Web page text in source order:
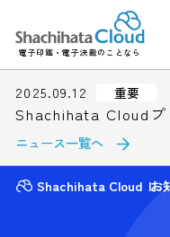
電子印鑑・電子決裁のことなら
2025.09.12 重要
Shachihata Cloud
ニュース一覧へ
Shachihata Cloud お